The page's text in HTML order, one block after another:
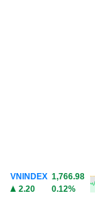
VNINDEX 1,766.98
2.20
0.12%